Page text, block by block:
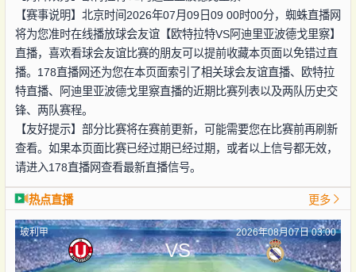
【赛事说明】北京时间2026年07月09日09 00时00分，蜘蛛直播网
将为您准时在线播放球会友谊【欧特拉特VS阿迪里亚波德戈里察】
直播，喜欢看球会友谊比赛的朋友可以提前收藏本页面以免错过直
播。178直播网还为您在本页面索引了相关球会友谊直播、欧特拉
特直播、阿迪里亚波德戈里察直播的近期比赛列表以及两队历史交
锋、两队赛程。
【友好提示】部分比赛将在赛前更新，可能需要您在比赛前再刷新
查看。如果本页面比赛已经过期已经过期，或者以上信号都无效，
请进入178直播网查看最新直播信号。
热点直播 更多
玻利甲 2026年08月07日 03:00
VS